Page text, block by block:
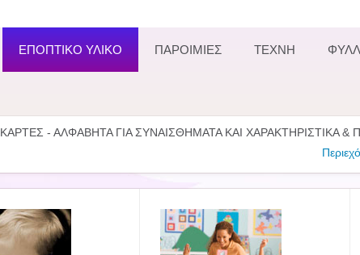
ΕΠΟΠΤΙΚΟ ΥΛΙΚΟ ΠΑΡΟΙΜΙΕΣ ΤΕΧΝΗ
ΚΑΡΤΕΣ - ΑΛΦΑΒΗΤΑ ΓΙΑ ΣΥΝΑΙΣΘΗΜΑΤΑ ΚΑΙ ΧΑΡΑΚΤΗΡΙΣΤΙΚΑ